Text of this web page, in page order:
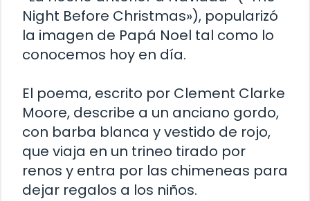
Night Before Christmas»), popularizó
la imagen de Papá Noel tal como lo
conocemos hoy en día.
El poema, escrito por Clement Clarke
Moore, describe a un anciano gordo,
con barba blanca y vestido de rojo,
que viaja en un trineo tirado por
renos y entra por las chimeneas para
dejar regalos a los niños.